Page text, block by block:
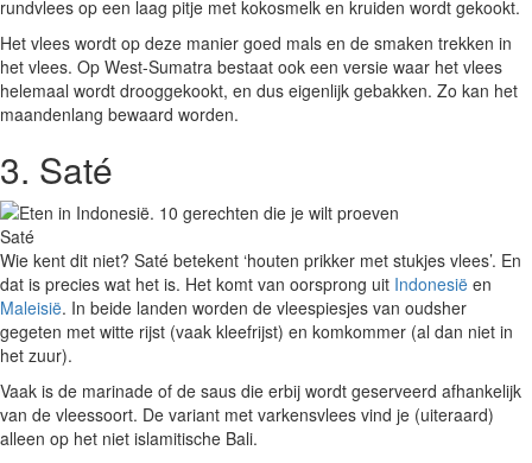
rundvlees op een laag pitje met kokosmelk en kruiden wordt gekookt.
Het vlees wordt op deze manier goed mals en de smaken trekken in
het vlees. Op West-Sumatra bestaat ook een versie waar het vlees
helemaal wordt drooggekookt, en dus eigenlijk gebakken. Zo kan het
maandenlang bewaard worden.
3. Saté
Saté
Wie kent dit niet? Saté betekent ‘houten prikker met stukjes vlees’. En
dat is precies wat het is. Het komt van oorsprong uit Indonesië en
Maleisië. In beide landen worden de vleespiesjes van oudsher
gegeten met witte rijst (vaak kleefrijst) en komkommer (al dan niet in
het zuur).
Vaak is de marinade of de saus die erbij wordt geserveerd afhankelijk
van de vleessoort. De variant met varkensvlees vind je (uiteraard)
alleen op het niet islamitische Bali.